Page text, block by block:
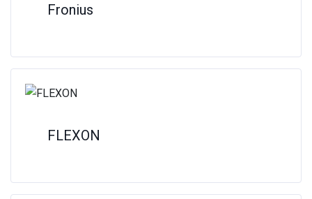
Fronius
FLEXON